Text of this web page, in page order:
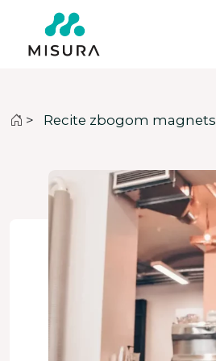
> Recite zbogom